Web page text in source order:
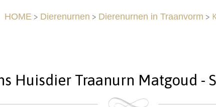
HOME > Dierenurnen > Dierenurnen in Traanvorm >
Huisdier Traanurn Matgoud -